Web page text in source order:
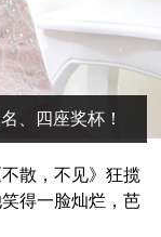
、四座奖杯！
散，不见》狂揽
得一脸灿烂，芭